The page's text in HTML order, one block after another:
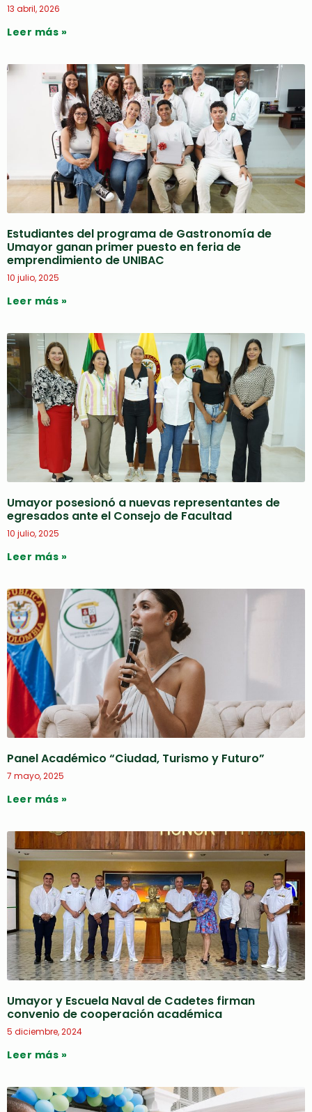
13 abril, 2026
Leer más »
Estudiantes del programa de Gastronomía de
Umayor ganan primer puesto en feria de
emprendimiento de UNIBAC
10 julio, 2025
Leer más »
Umayor posesionó a nuevas representantes de
egresados ante el Consejo de Facultad
10 julio, 2025
Leer más »
Panel Académico “Ciudad, Turismo y Futuro”
7 mayo, 2025
Leer más »
Umayor y Escuela Naval de Cadetes firman
convenio de cooperación académica
5 diciembre, 2024
Leer más »